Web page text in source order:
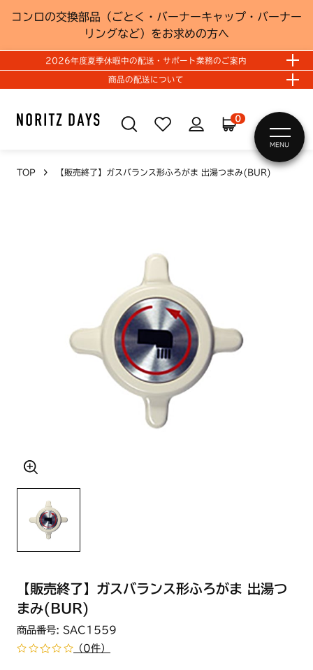
コンロの交換部品（ごとく・バーナーキャップ・バーナー
リングなど）をお求めの方へ
2026年度夏季休暇中の配送・サポート業務のご案内
商品の配送について
0
MENU
TOP 【販売終了】ガスバランス形ふろがま 出湯つまみ(BUR)
【販売終了】ガスバランス形ふろがま 出湯つ
まみ(BUR)
商品番号: SAC1559
（0件）